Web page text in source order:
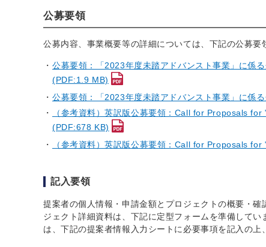
公募要領
公募内容、事業概要等の詳細については、下記の公募要
公募要領：「2023年度未踏アドバンスト事業」に係る
(PDF:1.9 MB)
公募要領：「2023年度未踏アドバンスト事業」に係
（参考資料）英訳版公募要領：Call for Proposals
(PDF:678 KB)
（参考資料）英訳版公募要領：Call for Proposals
記入要領
提案者の個人情報・申請金額とプロジェクトの概要・
ジェクト詳細資料は、下記に定型フォームを準備して
は、下記の提案者情報入力シートに必要事項を記入の上